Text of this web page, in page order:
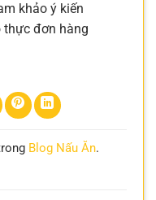
khảo ý kiến
thực đơn hàng
Blog Nấu Ăn.